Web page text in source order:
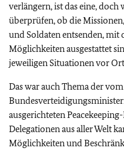
verlängern, ist das eine,
überprüfen, ob die
und Soldaten entsenden,
Möglichkeiten ausgestattet
jeweiligen Situationen vor
Das war auch Thema der
ausgerichteten
Delegationen aus aller Welt
Möglichkeiten und